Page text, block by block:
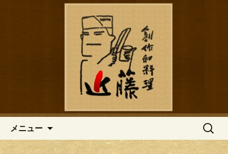
鎌倉の創作和食「近藤」のブロ
鎌倉の創作和食「近藤」のブログ
メニュー
検